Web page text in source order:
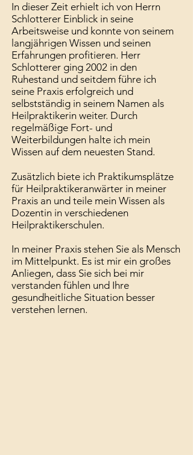
In dieser Zeit erhielt ich von Herrn
Schlotterer Einblick in seine
Arbeitsweise und konnte von seinem
langjährigen Wissen und seinen
Erfahrungen profitieren. Herr
Schlotterer ging 2002 in den
Ruhestand und seitdem führe ich
seine Praxis erfolgreich und
selbstständig in seinem Namen als
Heilpraktikerin weiter. Durch
regelmäßige Fort- und
Weiterbildungen halte ich mein
Wissen auf dem neuesten Stand.
Zusätzlich biete ich Praktikumsplätze
für Heilpraktikeranwärter in meiner
Praxis an und teile mein Wissen als
Dozentin in verschiedenen
Heilpraktikerschulen.
In meiner Praxis stehen Sie als Mensch
im Mittelpunkt. Es ist mir ein großes
Anliegen, dass Sie sich bei mir
verstanden fühlen und Ihre
gesundheitliche Situation besser
verstehen lernen.